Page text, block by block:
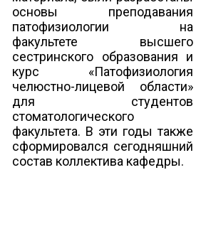
основы преподавания
патофизиологии на
факультете высшего
сестринского образования и
курс «Патофизиология
челюстно-лицевой области»
для студентов
стоматологического
факультета. В эти годы также
сформировался сегодняшний
состав коллектива кафедры.